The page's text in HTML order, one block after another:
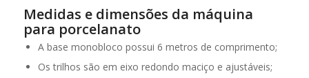
Medidas e dimensões da máquina
para porcelanato
A base monobloco possui 6 metros de comprimento;
Os trilhos são em eixo redondo maciço e ajustáveis;